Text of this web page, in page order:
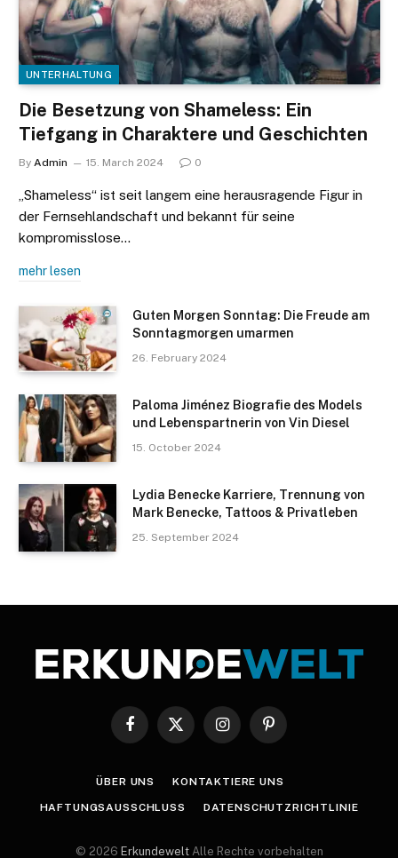
UNTERHALTUNG
Die Besetzung von Shameless: Ein
Tiefgang in Charaktere und Geschichten
By Admin 15. March 2024 0
„Shameless“ ist seit langem eine herausragende Figur in
der Fernsehlandschaft und bekannt für seine
kompromisslose…
mehr lesen
Guten Morgen Sonntag: Die Freude am
Sonntagmorgen umarmen
26. February 2024
Paloma Jiménez Biografie des Models
und Lebenspartnerin von Vin Diesel
15. October 2024
Lydia Benecke Karriere, Trennung von
Mark Benecke, Tattoos & Privatleben
25. September 2024
Facebook
X
InstagramPinterest
ÜBER UNS KONTAKTIERE UNS
HAFTUNGSAUSSCHLUSS DATENSCHUTZRICHTLINIE
© 2026 Erkundewelt Alle Rechte vorbehalten